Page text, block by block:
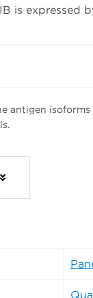
is expressed
antigen